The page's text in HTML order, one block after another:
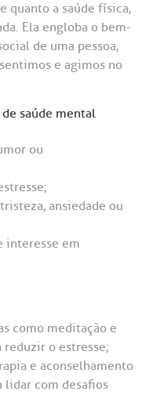
quanto a saúde física,
Ela engloba o bem-
de uma pessoa,
e agimos no
saúde mental
ou
ansiedade ou
interesse em
como meditação e
reduzir o estresse;
e aconselhamento
lidar com desafios